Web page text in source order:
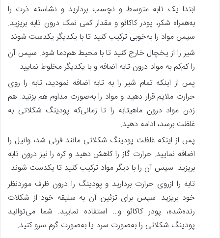
ابتدا یک تابه متوسط و نچسب بردارید و نشاسته ذرت را
به‌همراه شکر، پودر کاکائو و مقدار کمی نمک درون تابه بریزید.
سپس مواد را به‌خوبی ترکیب کنید تا با یکدیگر یکدست شوند.
شیر را از یخچال خارج کنید تا با محیط هم‌دما شود. سپس آن
را کم‌کم به مواد درون تابه اضافه و با یکدیگر مخلوط نمایید.
پس‌ از اینکه تمام شیر را به تابه اضافه نمودید، تابه را روی
حرارت ملایم قرار دهید و مواد را به‌صورت مداوم هم بزنید. هم
زدن مواد درون ماهیتابه را تا زمانی‌که پودینگ شکلاتی به
غلظت برسد، ادامه دهید.
پس‌ از اینکه غلظت پودینگ شکلاتی مانند فرنی شد، وانیل را
اضافه نمایید. حرارت گاز را کاهش دهید و کره را نیز درون تابه
بریزید. سپس آن را با دیگر مواد ترکیب کنید تا یکدست شوند.
تابه را ازروی حرارت بردارید و پودینگ را درون ظرف موردنظر
خود بریزید. سپس برای تزئین آن به سلیقه خود از شکلات
رنده‌شده، پودر کاکائو و… استفاده نمایید. شما می‌توانید
پودینگ شکلاتی را به‌صورت سرد یا به‌صورت گرم سرو کنید.